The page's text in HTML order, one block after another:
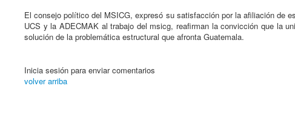
El consejo político del MSICG, expresó su satisfacción por la afiliación de
UCS y la ADECMAK al trabajo del msicg, reafirman la convicción que la
solución de la problemática estructural que afronta Guatemala.
Inicia sesión para enviar comentarios
volver arriba